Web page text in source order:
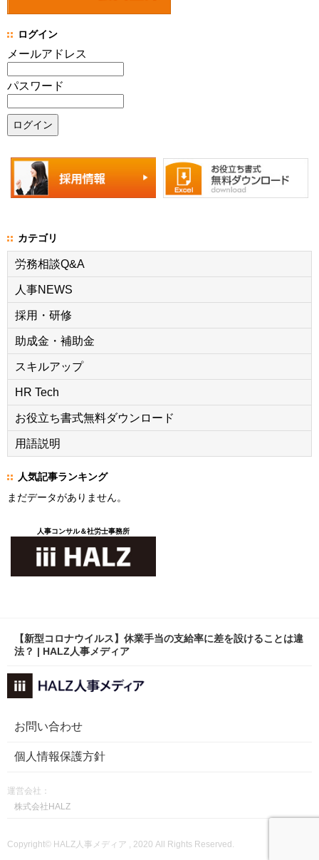
ログイン
メールアドレス
パスワード
カテゴリ
労務相談Q&A
人事NEWS
採用・研修
助成金・補助金
スキルアップ
HR Tech
お役立ち書式無料ダウンロード
用語説明
人気記事ランキング
まだデータがありません。
人事コンサル＆社労士事務所
【新型コロナウイルス】休業手当の支給率に差を設けることは違
法？ | HALZ人事メディア
お問い合わせ
個人情報保護方針
運営会社：
株式会社HALZ
Copyright© HALZ人事メディア , 2020 All Rights Reserved.